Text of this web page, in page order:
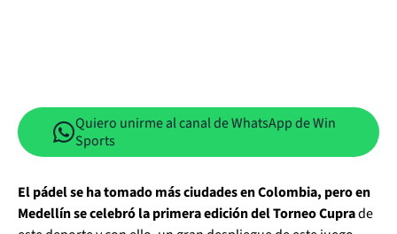
Quiero unirme al canal de WhatsApp de Win
Sports
El pádel se ha tomado más ciudades en Colombia, pero en
Medellín se celebró la primera edición del Torneo Cuprade